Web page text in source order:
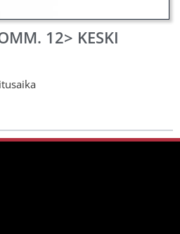
12> KESKI